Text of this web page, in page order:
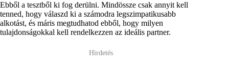
Ebből a tesztből ki fog derülni. Mindössze csak annyit kell
tenned, hogy válaszd ki a számodra legszimpatikusabb
alkotást, és máris megtudhatod ebből, hogy milyen
tulajdonságokkal kell rendelkezzen az ideális partner.
Hirdetés